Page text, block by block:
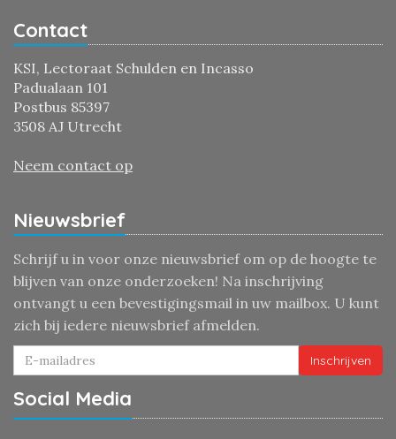
Contact
KSI, Lectoraat Schulden en Incasso
Padualaan 101
Postbus 85397
3508 AJ Utrecht
Neem contact op
Nieuwsbrief
Schrijf u in voor onze nieuwsbrief om op de hoogte te
blijven van onze onderzoeken! Na inschrijving
ontvangt u een bevestigingsmail in uw mailbox. U kunt
zich bij iedere nieuwsbrief afmelden.
Inschrijven
Social Media